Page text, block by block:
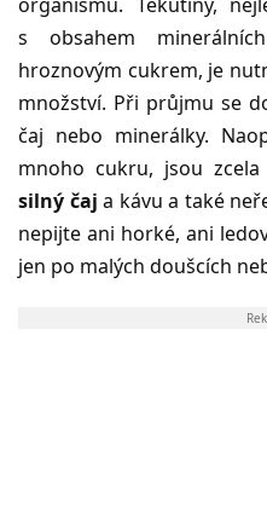
s obsahem
hroznovým cukrem, je
množství. Při průjmu se
čaj nebo minerálky.
mnoho cukru, jsou zcela
silný čaj a kávu a také
nepijte ani horké, ani
jen po malých doušcích